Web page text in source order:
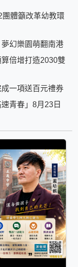
體籲改革幼教環
幻樂園萌翻南港
倍增打造2030雙
一項送百元禮券
青春」8月23日